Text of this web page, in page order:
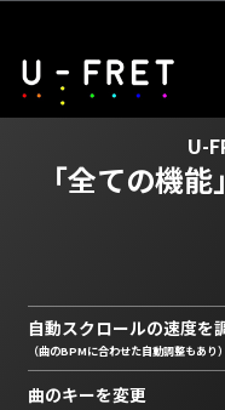
U-
「全ての機能
自動スクロールの速度を
（曲のBPMに合わせた自動調整もあり）
曲のキーを変更